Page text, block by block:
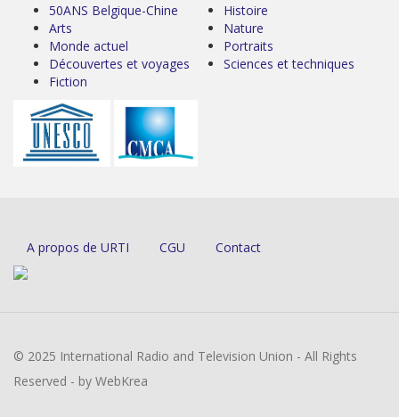
50ANS Belgique-Chine
Arts
Monde actuel
Découvertes et voyages
Fiction
Histoire
Nature
Portraits
Sciences et techniques
A propos de URTI CGU Contact
© 2025 International Radio and Television Union - All Rights
Reserved - by WebKrea